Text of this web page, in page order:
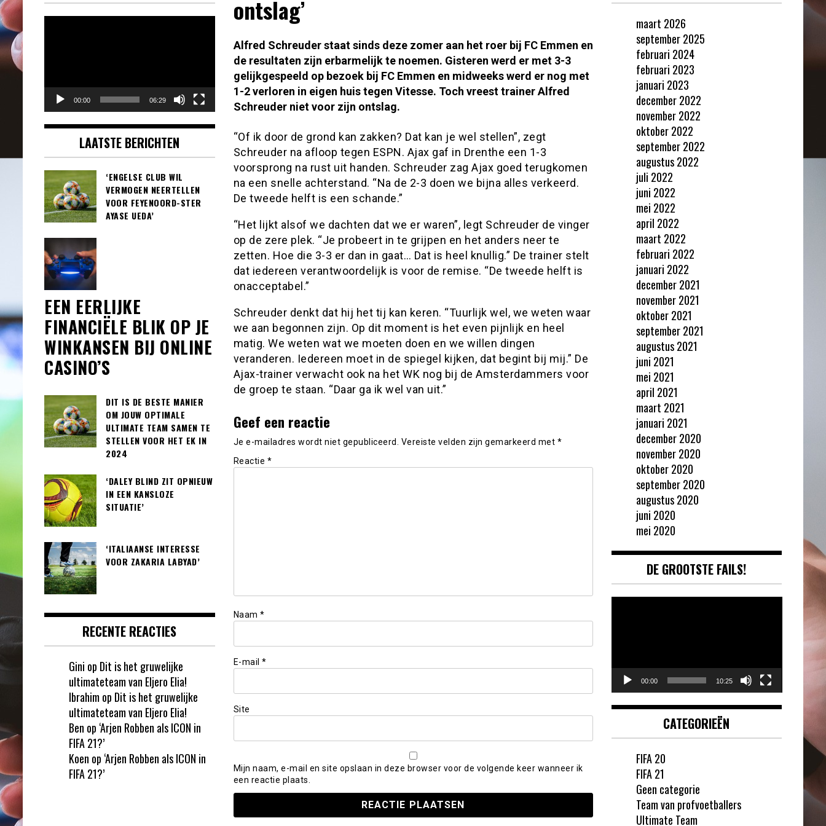
ontslag’
Alfred Schreuder staat sinds deze zomer aan het roer bij FC Emmen en
de resultaten zijn erbarmelijk te noemen. Gisteren werd er met 3-3
gelijkgespeeld op bezoek bij FC Emmen en midweeks werd er nog met
1-2 verloren in eigen huis tegen Vitesse. Toch vreest trainer Alfred
Schreuder niet voor zijn ontslag.
“Of ik door de grond kan zakken? Dat kan je wel stellen”, zegt
Schreuder na afloop tegen ESPN. Ajax gaf in Drenthe een 1-3
voorsprong na rust uit handen. Schreuder zag Ajax goed terugkomen
na een snelle achterstand. “Na de 2-3 doen we bijna alles verkeerd.
De tweede helft is een schande.”
“Het lijkt alsof we dachten dat we er waren”, legt Schreuder de vinger
op de zere plek. “Je probeert in te grijpen en het anders neer te
zetten. Hoe die 3-3 er dan in gaat… Dat is heel knullig.” De trainer stelt
dat iedereen verantwoordelijk is voor de remise. “De tweede helft is
onacceptabel.”
Schreuder denkt dat hij het tij kan keren. “Tuurlijk wel, we weten waar
we aan begonnen zijn. Op dit moment is het even pijnlijk en heel
matig. We weten wat we moeten doen en we willen dingen
veranderen. Iedereen moet in de spiegel kijken, dat begint bij mij.” De
Ajax-trainer verwacht ook na het WK nog bij de Amsterdammers voor
de groep te staan. “Daar ga ik wel van uit.”
Geef een reactie
Je e-mailadres wordt niet gepubliceerd. Vereiste velden zijn gemarkeerd met *
Reactie *
Naam *
E-mail *
Site
Mijn naam, e-mail en site opslaan in deze browser voor de volgende keer wanneer ik
een reactie plaats.
00:00 06:29
LAATSTE BERICHTEN
‘ENGELSE CLUB WIL
VERMOGEN NEERTELLEN
VOOR FEYENOORD-STER
AYASE UEDA’
EEN EERLIJKE
FINANCIËLE BLIK OP JE
WINKANSEN BIJ ONLINE
CASINO’S
DIT IS DE BESTE MANIER
OM JOUW OPTIMALE
ULTIMATE TEAM SAMEN TE
STELLEN VOOR HET EK IN
2024
‘DALEY BLIND ZIT OPNIEUW
IN EEN KANSLOZE
SITUATIE’
‘ITALIAANSE INTERESSE
VOOR ZAKARIA LABYAD’
RECENTE REACTIES
Gini op Dit is het gruwelijke
ultimateteam van Eljero Elia!
Ibrahim op Dit is het gruwelijke
ultimateteam van Eljero Elia!
Ben op ‘Arjen Robben als ICON in
FIFA 21?’
Koen op ‘Arjen Robben als ICON in
FIFA 21?’
maart 2026
september 2025
februari 2024
februari 2023
januari 2023
december 2022
november 2022
oktober 2022
september 2022
augustus 2022
juli 2022
juni 2022
mei 2022
april 2022
maart 2022
februari 2022
januari 2022
december 2021
november 2021
oktober 2021
september 2021
augustus 2021
juni 2021
mei 2021
april 2021
maart 2021
januari 2021
december 2020
november 2020
oktober 2020
september 2020
augustus 2020
juni 2020
mei 2020
DE GROOTSTE FAILS!
00:00 10:25
CATEGORIEËN
FIFA 20
FIFA 21
Geen categorie
Team van profvoetballers
Ultimate Team